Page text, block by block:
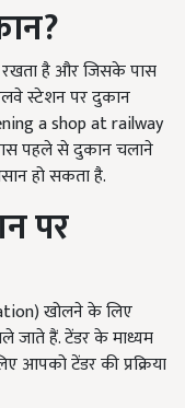
है और जिसके पास
स्टेशन पर दुकान
a shop at railway
पहले से दुकान चलाने
हो सकता है.
पर
खोलने के लिए
जाते हैं. टेंडर के माध्यम
आपको टेंडर की प्रक्रिया